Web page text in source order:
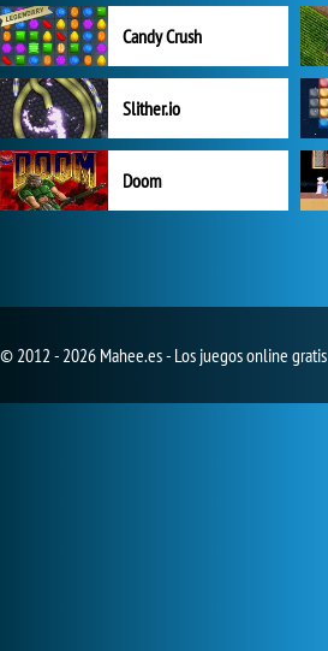
Candy Crush
Slither.io
Doom
© 2012 - 2026 Mahee.es - Los juegos online gratis